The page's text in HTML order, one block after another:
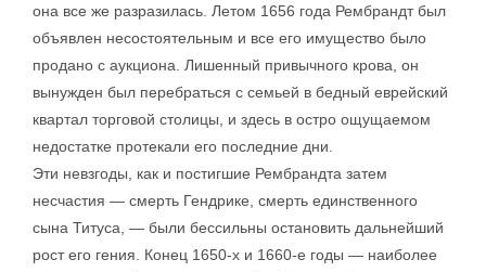
она все же разразилась. Летом 1656 года Рембрандт был
объявлен несостоятельным и все его имущество было
продано с аукциона. Лишенный привычного крова, он
вынужден был перебраться с семьей в бедный еврейский
квартал торговой столицы, и здесь в остро ощущаемом
недостатке протекали его последние дни.
Эти невзгоды, как и постигшие Рембрандта затем
несчастия — смерть Гендрике, смерть единственного
сына Титуса, — были бессильны остановить дальнейший
рост его гения. Конец 1650-х и 1660-е годы — наиболее